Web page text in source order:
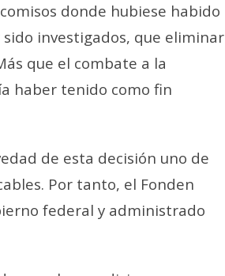
donde hubiese habido
investigados, que eliminar
que el combate a la
haber tenido como fin
de esta decisión uno de
Por tanto, el Fonden
federal y administrado